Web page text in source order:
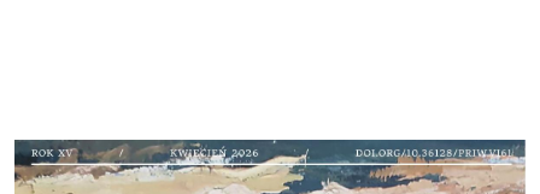
Cover image